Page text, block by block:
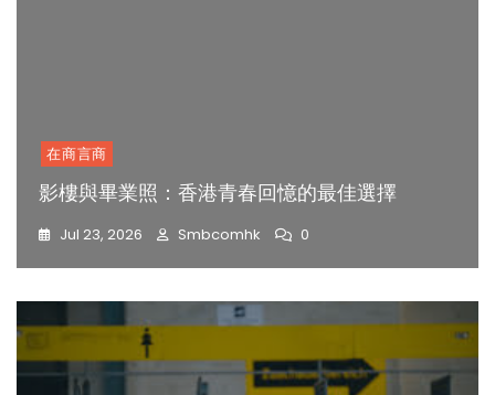
在商言商
影樓與畢業照：香港青春回憶的最佳選擇
Jul 23, 2026 Smbcomhk 0